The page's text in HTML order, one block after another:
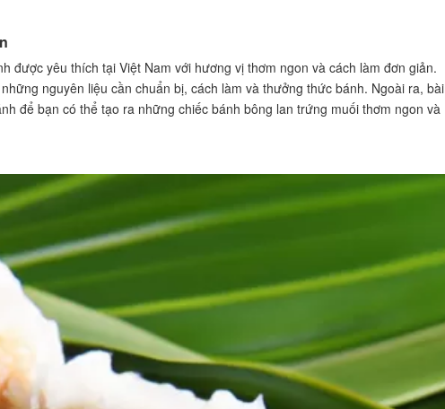
nhất:
hàng này:
muối
đẹp:
muối
tươi lâu hơn:
được yêu thích tại Việt Nam với hương vị thơm ngon và cách làm đơn giản.
nguyên liệu cần chuẩn bị, cách làm và thưởng thức bánh. Ngoài ra, bài
để bạn có thể tạo ra những chiếc bánh bông lan trứng muối thơm ngon và